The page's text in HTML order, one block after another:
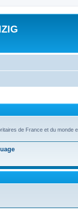
de France et du monde